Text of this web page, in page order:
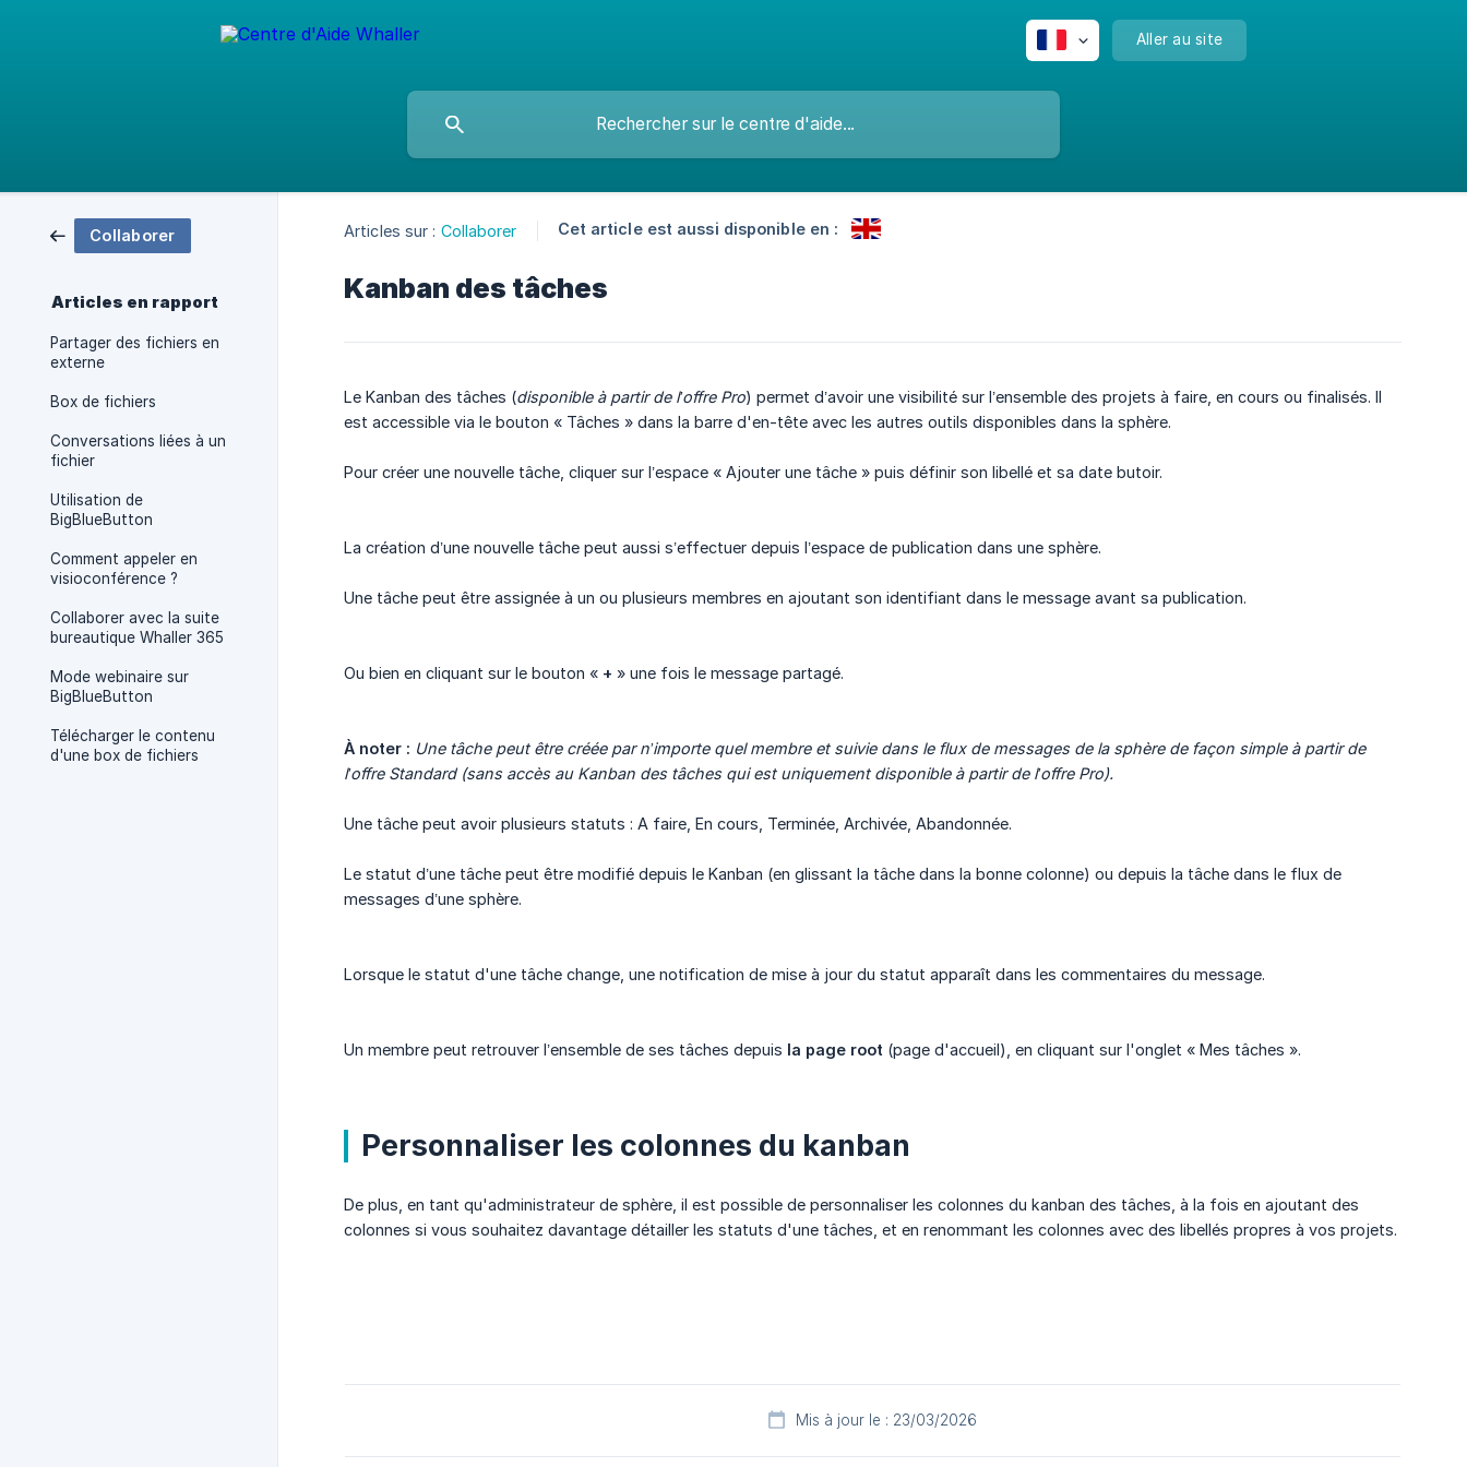
Aller au site
Collaborer
Articles en rapport
Partager des fichiers en
externe
Box de fichiers
Conversations liées à un
fichier
Utilisation de
BigBlueButton
Comment appeler en
visioconférence ?
Collaborer avec la suite
bureautique Whaller 365
Mode webinaire sur
BigBlueButton
Télécharger le contenu
d'une box de fichiers
Articles sur : Collaborer Cet article est aussi disponible en :
Kanban des tâches
Le Kanban des tâches (disponible à partir de l’offre Pro) permet d’avoir une visibilité sur l’ensemble des projets à faire, en cours ou finalisés. Il
est accessible via le bouton « Tâches » dans la barre d'en-tête avec les autres outils disponibles dans la sphère.
Pour créer une nouvelle tâche, cliquer sur l’espace « Ajouter une tâche » puis définir son libellé et sa date butoir.
La création d’une nouvelle tâche peut aussi s’effectuer depuis l’espace de publication dans une sphère.
Une tâche peut être assignée à un ou plusieurs membres en ajoutant son identifiant dans le message avant sa publication.
Ou bien en cliquant sur le bouton « + » une fois le message partagé.
À noter : Une tâche peut être créée par n’importe quel membre et suivie dans le flux de messages de la sphère de façon simple à partir de
l’offre Standard (sans accès au Kanban des tâches qui est uniquement disponible à partir de l’offre Pro).
Une tâche peut avoir plusieurs statuts : A faire, En cours, Terminée, Archivée, Abandonnée.
Le statut d’une tâche peut être modifié depuis le Kanban (en glissant la tâche dans la bonne colonne) ou depuis la tâche dans le flux de
messages d’une sphère.
Lorsque le statut d'une tâche change, une notification de mise à jour du statut apparaît dans les commentaires du message.
Un membre peut retrouver l’ensemble de ses tâches depuis la page root (page d'accueil), en cliquant sur l'onglet « Mes tâches ».
Personnaliser les colonnes du kanban
De plus, en tant qu'administrateur de sphère, il est possible de personnaliser les colonnes du kanban des tâches, à la fois en ajoutant des
colonnes si vous souhaitez davantage détailler les statuts d'une tâches, et en renommant les colonnes avec des libellés propres à vos projets.
Mis à jour le : 23/03/2026